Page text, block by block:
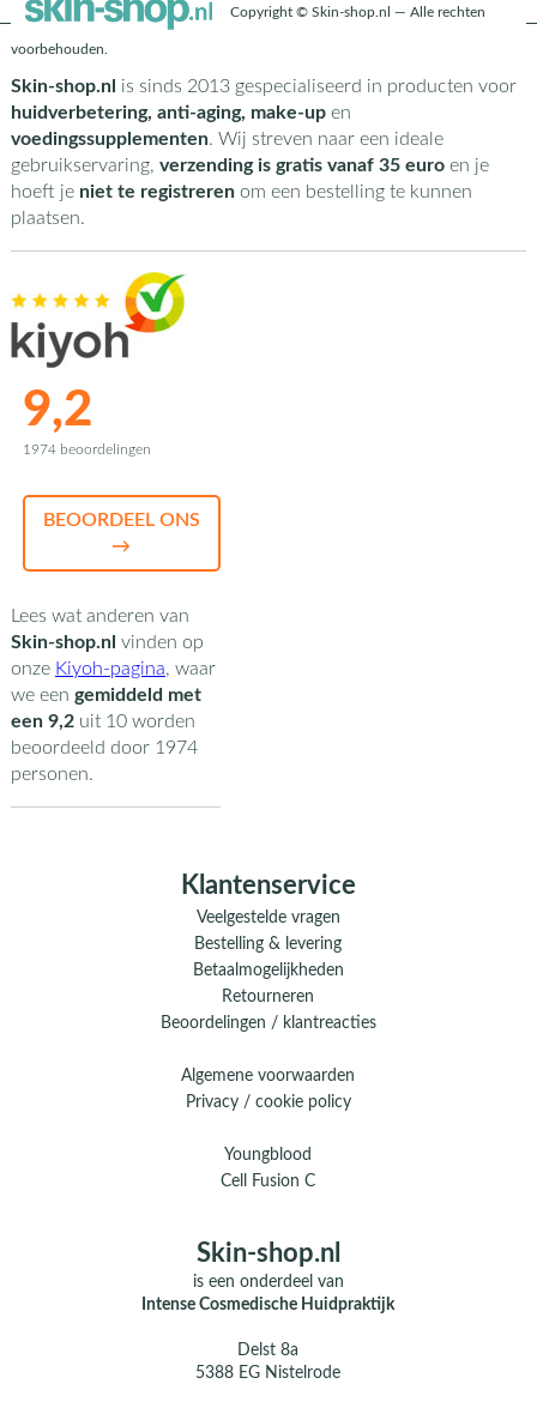
Copyright © Skin-shop.nl — Alle rechten
voorbehouden.
Skin-shop.nl is sinds 2013 gespecialiseerd in producten voor
huidverbetering, anti-aging, make-upen
voedingssupplementen. Wij streven naar een ideale
gebruikservaring, verzending is gratis vanaf 35 euroen je
hoeft je niet te registrerenom een bestelling te kunnen
plaatsen.
9,2
1974 beoordelingen
BEOORDEEL ONS
→
Lees wat anderen van
Skin-shop.nl vinden op
onze Kiyoh-pagina, waar
we een gemiddeld met
een 9,2uit 10worden
beoordeeld door 1974
personen.
Klantenservice
Veelgestelde vragen
Bestelling & levering
Betaalmogelijkheden
Retourneren
Beoordelingen / klantreacties
Algemene voorwaarden
Privacy / cookie policy
Youngblood
Cell Fusion C
Skin-shop.nl
is een onderdeel van
Intense Cosmedische Huidpraktijk
Delst 8a
5388 EG Nistelrode